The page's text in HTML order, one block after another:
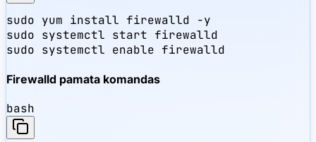
sudo yum install firewalld -y
sudo systemctl start firewalld
sudo systemctl enable firewalld
Firewalld pamata komandas
bash